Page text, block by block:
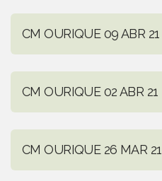
CM OURIQUE 09 ABR 21
CM OURIQUE 02 ABR 21
CM OURIQUE 26 MAR 21